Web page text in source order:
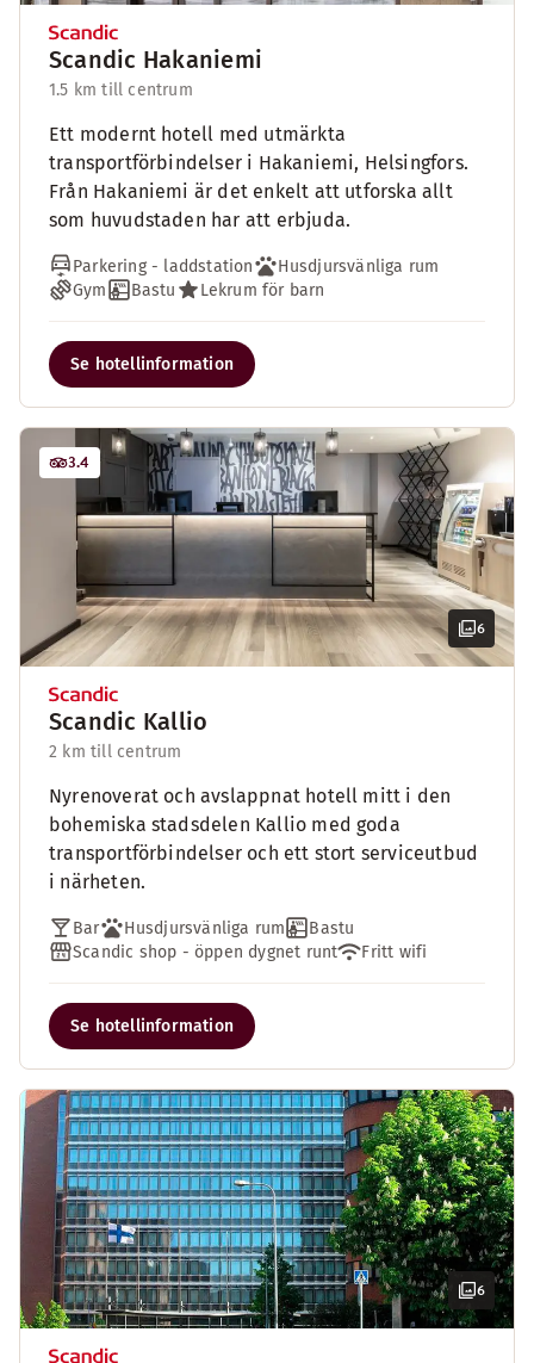
Scandic Hakaniemi
1.5 km till centrum
Ett modernt hotell med utmärkta
transportförbindelser i Hakaniemi, Helsingfors.
Från Hakaniemi är det enkelt att utforska allt
som huvudstaden har att erbjuda.
Parkering - laddstation
Husdjursvänliga rum
Gym
Bastu Lekrum för barn
Se hotellinformation
6
3.4
Scandic Kallio
2 km till centrum
Nyrenoverat och avslappnat hotell mitt i den
bohemiska stadsdelen Kallio med goda
transportförbindelser och ett stort serviceutbud
i närheten.
Bar Husdjursvänliga rum
Bastu
Scandic shop - öppen dygnet runt
Fritt wifi
Se hotellinformation
6